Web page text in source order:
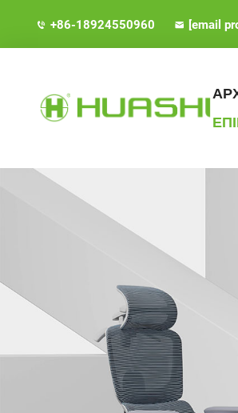
+86-18924550960 [email